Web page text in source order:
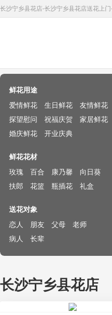
长沙宁乡县花店-长沙宁乡县花店送花上
鲜花用途
爱情鲜花
生日鲜花
友情鲜花
探望慰问
祝福庆贺
家居鲜花
婚庆鲜花
开业庆典
鲜花花材
玫瑰
百合 康乃馨
向日葵
扶郎
花篮 瓶插花 礼盒
送花对象
恋人
朋友 父母
老师
病人
长辈
长沙宁乡县花店